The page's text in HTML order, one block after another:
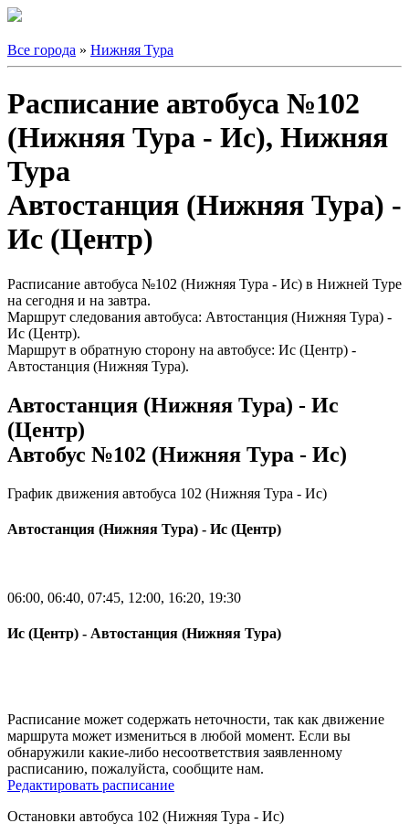
Все города » Нижняя Тура
Расписание автобуса №102
(Нижняя Тура - Ис), Нижняя
Тура
Автостанция (Нижняя Тура) -
Ис (Центр)
Расписание автобуса №102 (Нижняя Тура - Ис) в Нижней Туре
на сегодня и на завтра.
Маршрут следования автобуса: Автостанция (Нижняя Тура) -
Ис (Центр).
Маршрут в обратную сторону на автобусе: Ис (Центр) -
Автостанция (Нижняя Тура).
Автостанция (Нижняя Тура) - Ис
(Центр)
Автобус №102 (Нижняя Тура - Ис)
График движения автобуса 102 (Нижняя Тура - Ис)
Автостанция (Нижняя Тура) - Ис (Центр)
06:00, 06:40, 07:45, 12:00, 16:20, 19:30
Ис (Центр) - Автостанция (Нижняя Тура)
Расписание может содержать неточности, так как движение
маршрута может измениться в любой момент. Если вы
обнаружили какие-либо несоответствия заявленному
расписанию, пожалуйста, сообщите нам.
Редактировать расписание
Остановки автобуса 102 (Нижняя Тура - Ис)